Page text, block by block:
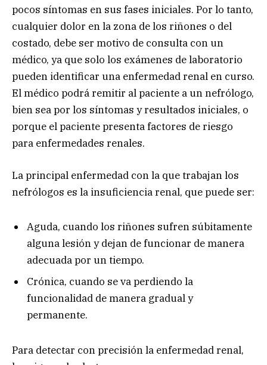
pocos síntomas en sus fases iniciales. Por lo tanto,
cualquier dolor en la zona de los riñones o del
costado, debe ser motivo de consulta con un
médico, ya que solo los exámenes de laboratorio
pueden identificar una enfermedad renal en curso.
El médico podrá remitir al paciente a un nefrólogo,
bien sea por los síntomas y resultados iniciales, o
porque el paciente presenta factores de riesgo
para enfermedades renales.
La principal enfermedad con la que trabajan los
nefrólogos es la insuficiencia renal, que puede ser:
Aguda, cuando los riñones sufren súbitamente
alguna lesión y dejan de funcionar de manera
adecuada por un tiempo.
Crónica, cuando se va perdiendo la
funcionalidad de manera gradual y
permanente.
Para detectar con precisión la enfermedad renal,